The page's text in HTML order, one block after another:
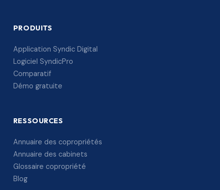
PRODUITS
Application Syndic Digital
Logiciel SyndicPro
Comparatif
Démo gratuite
RESSOURCES
Annuaire des copropriétés
Annuaire des cabinets
Glossaire copropriété
Blog